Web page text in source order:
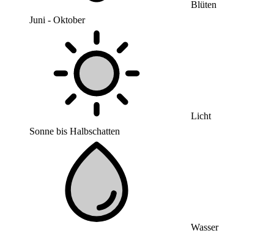
Blüten
Juni - Oktober
Licht
Sonne bis Halbschatten
Wasser